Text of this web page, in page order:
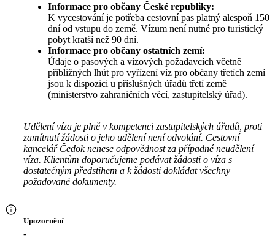
Informace pro občany České republiky:
K vycestování je potřeba cestovní pas platný alespoň 150
dní od vstupu do země. Vízum není nutné pro turistický
pobyt kratší než 90 dní.
Informace pro občany ostatních zemí:
Údaje o pasových a vízových požadavcích včetně
přibližných lhůt pro vyřízení víz pro občany třetích zemí
jsou k dispozici u příslušných úřadů třetí země
(ministerstvo zahraničních věcí, zastupitelský úřad).
Udělení víza je plně v kompetenci zastupitelských úřadů, proti
zamítnutí žádosti o jeho udělení není odvolání. Cestovní
kancelář Čedok nenese odpovědnost za případné neudělení
víza. Klientům doporučujeme podávat žádosti o víza s
dostatečným předstihem a k žádosti dokládat všechny
požadované dokumenty.
Upozornění
-